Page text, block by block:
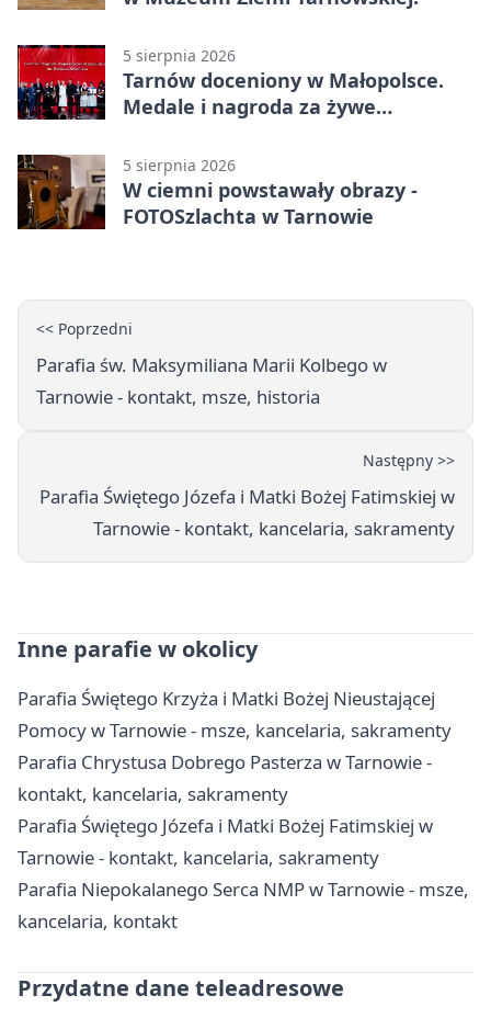
5 sierpnia 2026
Tarnów doceniony w Małopolsce.
Medale i nagroda za żywe
5 sierpnia 2026
W ciemni powstawały obrazy -
FOTOSzlachta w Tarnowie
<< Poprzedni
Parafia św. Maksymiliana Marii Kolbego w
Tarnowie - kontakt, msze, historia
Następny >>
Parafia Świętego Józefa i Matki Bożej Fatimskiej w
Tarnowie - kontakt, kancelaria, sakramenty
Inne parafie w okolicy
Parafia Świętego Krzyża i Matki Bożej Nieustającej
Pomocy w Tarnowie - msze, kancelaria, sakramenty
Parafia Chrystusa Dobrego Pasterza w Tarnowie -
kontakt, kancelaria, sakramenty
Parafia Świętego Józefa i Matki Bożej Fatimskiej w
Tarnowie - kontakt, kancelaria, sakramenty
Parafia Niepokalanego Serca NMP w Tarnowie - msze,
kancelaria, kontakt
Przydatne dane teleadresowe